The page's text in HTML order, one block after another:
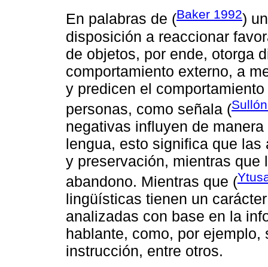
En palabras de (Baker 1992)
disposición a reaccionar
de objetos, por ende, otorga
comportamiento externo, a
y predicen el
personas, como señala (
negativas influyen de
lengua, esto significa que
y preservación, mientras
abandono. Mientras que (
lingüísticas tienen un
analizadas con base en la
hablante, como, por
instrucción, entre otros.